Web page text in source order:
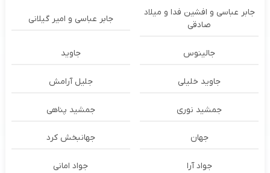
جابر عباسی و افشین فدا و میلاد
صادقی
جابر عباسی و امیر گیلانی
جالینوس جاوید
جاوید خلیلی جلیل آرامش
جمشید نوری جمشید پناهی
جهان جهانبخش کرد
جواد آرا جواد امانی